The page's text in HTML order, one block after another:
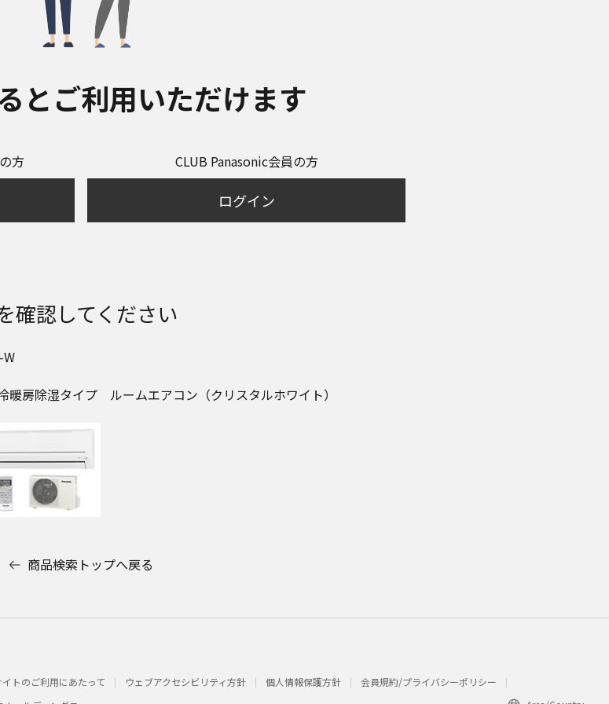
とご利用いただけます
方 CLUB Panasonic会員の方
ログイン
確認してください
W
暖房除湿タイプ ルームエアコン（クリスタルホワイト）
商品検索トップへ戻る
イトのご利用にあたって ウェブアクセシビリティ方針 個人情報保護方針
会員規約/プライバシーポリシー​